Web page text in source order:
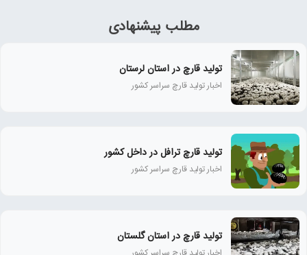
مطلب پیشنهادی
تولید قارچ در استان لرستان
اخبار تولید قارچ سراسر کشور
تولید قارچ ترافل در داخل کشور
اخبار تولید قارچ سراسر کشور
تولید قارچ در استان گلستان